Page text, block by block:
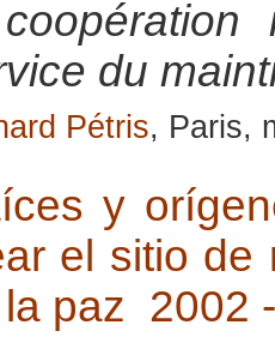
du
Pétris, Paris,
y
el sitio de
paz 2002